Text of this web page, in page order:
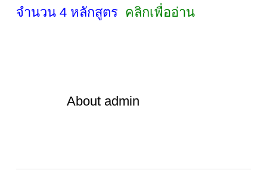
จำนวน 4 หลักสูตร คลิกเพื่ออ่าน
Aboutadmin